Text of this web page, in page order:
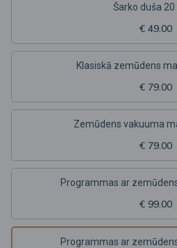
Šarko duša 20
€ 49.00
Klasiskā zemūdens
€ 79.00
Zemūdens vakuuma
€ 79.00
Programmas ar
€ 99.00
Programmas ar